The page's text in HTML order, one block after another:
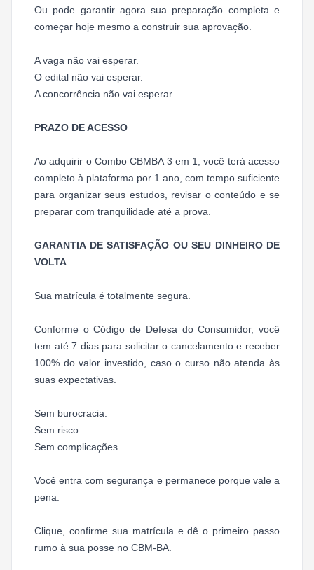
Ou pode garantir agora sua preparação completa e
começar hoje mesmo a construir sua aprovação.
A vaga não vai esperar.
O edital não vai esperar.
A concorrência não vai esperar.
PRAZO DE ACESSO
Ao adquirir o Combo CBMBA 3 em 1, você terá acesso
completo à plataforma por 1 ano, com tempo suficiente
para organizar seus estudos, revisar o conteúdo e se
preparar com tranquilidade até a prova.
GARANTIA DE SATISFAÇÃO OU SEU DINHEIRO DE
VOLTA
Sua matrícula é totalmente segura.
Conforme o Código de Defesa do Consumidor, você
tem até 7 dias para solicitar o cancelamento e receber
100% do valor investido, caso o curso não atenda às
suas expectativas.
Sem burocracia.
Sem risco.
Sem complicações.
Você entra com segurança e permanece porque vale a
pena.
Clique, confirme sua matrícula e dê o primeiro passo
rumo à sua posse no CBM-BA.